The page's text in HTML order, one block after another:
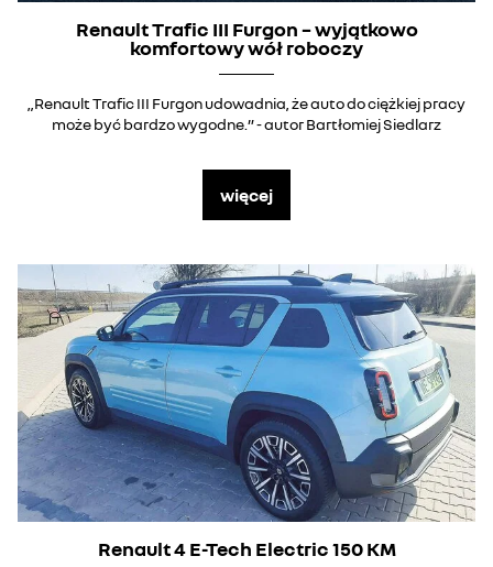
Renault Trafic III Furgon – wyjątkowo
komfortowy wół roboczy
„Renault Trafic III Furgon udowadnia, że auto do ciężkiej pracy
może być bardzo wygodne.” - autor Bartłomiej Siedlarz
więcej
Renault 4 E-Tech Electric 150 KM